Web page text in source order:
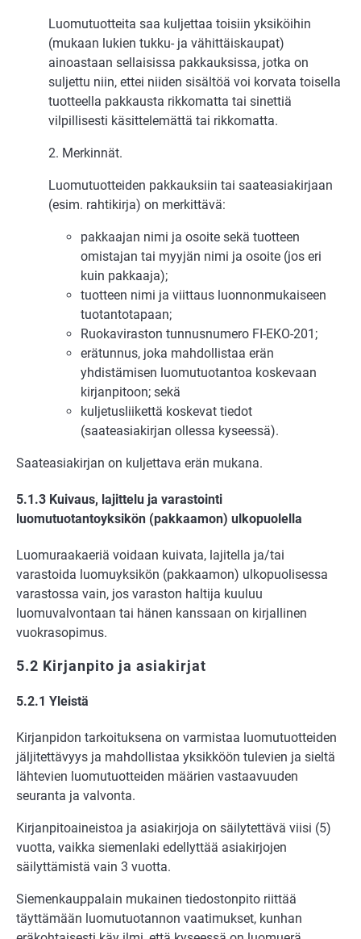
Luomutuotteita saa kuljettaa toisiin yksiköihin
(mukaan lukien tukku- ja vähittäiskaupat)
ainoastaan sellaisissa pakkauksissa, jotka on
suljettu niin, ettei niiden sisältöä voi korvata toisella
tuotteella pakkausta rikkomatta tai sinettiä
vilpillisesti käsittelemättä tai rikkomatta.
2. Merkinnät.
Luomutuotteiden pakkauksiin tai saateasiakirjaan
(esim. rahtikirja) on merkittävä:
pakkaajan nimi ja osoite sekä tuotteen
omistajan tai myyjän nimi ja osoite (jos eri
kuin pakkaaja);
tuotteen nimi ja viittaus luonnonmukaiseen
tuotantotapaan;
Ruokaviraston tunnusnumero FI-EKO-201;
erätunnus, joka mahdollistaa erän
yhdistämisen luomutuotantoa koskevaan
kirjanpitoon; sekä
kuljetusliikettä koskevat tiedot
(saateasiakirjan ollessa kyseessä).
Saateasiakirjan on kuljettava erän mukana.
5.1.3 Kuivaus, lajittelu ja varastointi
luomutuotantoyksikön (pakkaamon) ulkopuolella
Luomuraakaeriä voidaan kuivata, lajitella ja/tai
varastoida luomuyksikön (pakkaamon) ulkopuolisessa
varastossa vain, jos varaston haltija kuuluu
luomuvalvontaan tai hänen kanssaan on kirjallinen
vuokrasopimus.
5.2 Kirjanpito ja asiakirjat
5.2.1 Yleistä
Kirjanpidon tarkoituksena on varmistaa luomutuotteiden
jäljitettävyys ja mahdollistaa yksikköön tulevien ja sieltä
lähtevien luomutuotteiden määrien vastaavuuden
seuranta ja valvonta.
Kirjanpitoaineistoa ja asiakirjoja on säilytettävä viisi (5)
vuotta, vaikka siemenlaki edellyttää asiakirjojen
säilyttämistä vain 3 vuotta.
Siemenkauppalain mukainen tiedostonpito riittää
täyttämään luomutuotannon vaatimukset, kunhan